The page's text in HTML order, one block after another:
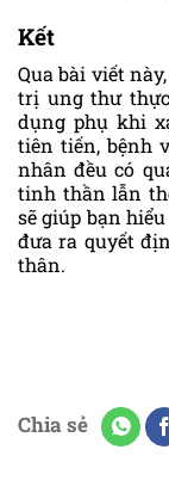
Kết
Qua bài viết
trị ung thư
dụng phụ khi
tiên tiến, bệnh
nhân đều có
tinh thần lẫn
sẽ giúp bạn
đưa ra quyết
thân.
Chia sẻ